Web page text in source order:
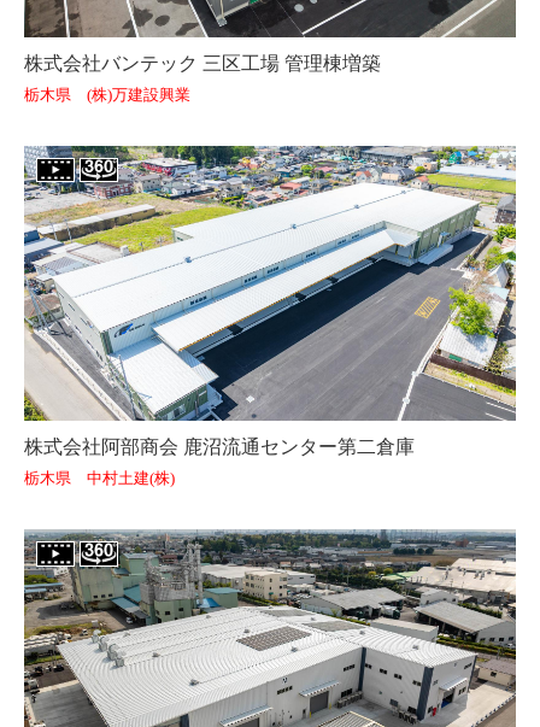
株式会社バンテック 三区工場 管理棟増築
栃木県 (株)万建設興業
株式会社阿部商会 鹿沼流通センター第二倉庫
栃木県 中村土建(株)